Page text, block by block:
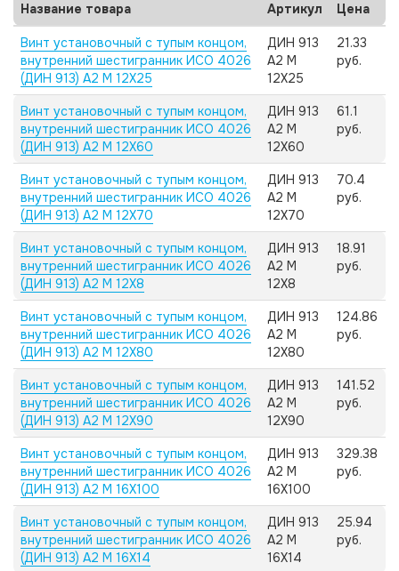
Название товара Артикул Цена
Винт установочный с тупым концом,
внутренний шестигранник ИСО 4026
(ДИН 913) А2 M 12X25
ДИН 913
А2 M
12X25
21.33
руб.
Винт установочный с тупым концом,
внутренний шестигранник ИСО 4026
(ДИН 913) А2 M 12X60
ДИН 913
А2 M
12X60
61.1
руб.
Винт установочный с тупым концом,
внутренний шестигранник ИСО 4026
(ДИН 913) А2 M 12X70
ДИН 913
А2 M
12X70
70.4
руб.
Винт установочный с тупым концом,
внутренний шестигранник ИСО 4026
(ДИН 913) А2 M 12X8
ДИН 913
А2 M
12X8
18.91
руб.
Винт установочный с тупым концом,
внутренний шестигранник ИСО 4026
(ДИН 913) А2 M 12X80
ДИН 913
А2 M
12X80
124.86
руб.
Винт установочный с тупым концом,
внутренний шестигранник ИСО 4026
(ДИН 913) А2 M 12X90
ДИН 913
А2 M
12X90
141.52
руб.
Винт установочный с тупым концом,
внутренний шестигранник ИСО 4026
(ДИН 913) А2 M 16X100
ДИН 913
А2 M
16X100
329.38
руб.
Винт установочный с тупым концом,
внутренний шестигранник ИСО 4026
(ДИН 913) А2 M 16X14
ДИН 913
А2 M
16X14
25.94
руб.